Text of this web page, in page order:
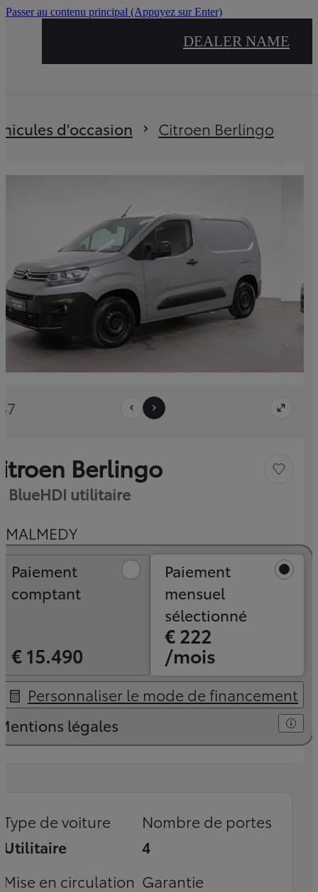
Passer au contenu principal (Appuyez sur Enter)
DEALER NAME
d'occasion Citroen Berlingo
Berlingo
BlueHDI utilitaire
MALMEDY
Paiement
comptant
€ 15.490
Paiement
mensuel
sélectionné
€ 222
/mois
Personnaliser le mode de financement
légales
Type de voiture
Utilitaire
Nombre de portes
4
Mise en circulation Garantie